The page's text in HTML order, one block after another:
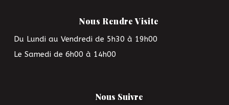
Nous Rendre Visite
Du Lundi au Vendredi de 5h30 à 19h00
Le Samedi de 6h00 à 14h00
Nous Suivre